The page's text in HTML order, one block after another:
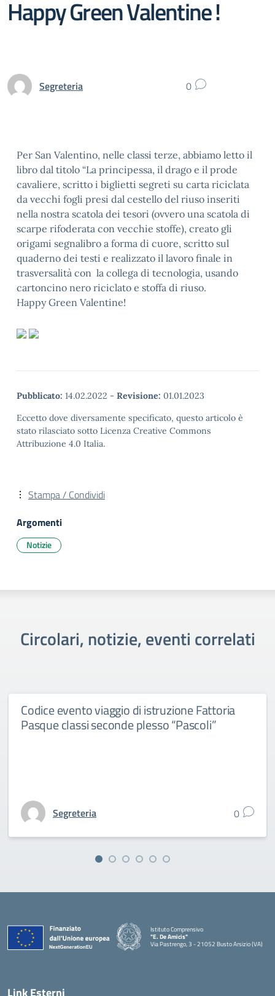
Happy Green Valentine !
Segreteria 0
Per San Valentino, nelle classi terze, abbiamo letto il
libro dal titolo “La principessa, il drago e il prode
cavaliere, scritto i biglietti segreti su carta riciclata
da vecchi fogli presi dal cestello del riuso inseriti
nella nostra scatola dei tesori (ovvero una scatola di
scarpe rifoderata con vecchie stoffe), creato gli
origami segnalibro a forma di cuore, scritto sul
quaderno dei testi e realizzato il lavoro finale in
trasversalità con la collega di tecnologia, usando
cartoncino nero riciclato e stoffa di riuso.
Happy Green Valentine!
Pubblicato: 14.02.2022 - Revisione: 01.01.2023
Eccetto dove diversamente specificato, questo articolo è
stato rilasciato sotto Licenza Creative Commons
Attribuzione 4.0 Italia.
Stampa / Condividi
Argomenti
Notizie
Circolari, notizie, eventi correlati
Codice evento viaggio di istruzione Fattoria
Pasque classi seconde plesso “Pascoli”
Segreteria 0
Istituto Comprensivo
"E. De Amicis"
Via Pastrengo, 3 - 21052 Busto Arsizio (VA)
Link Esterni